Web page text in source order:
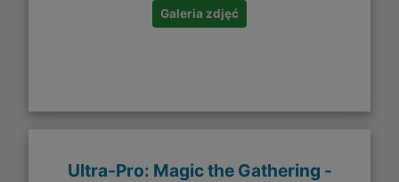
Galeria zdjęć
Ultra-Pro: Magic the Gathering -